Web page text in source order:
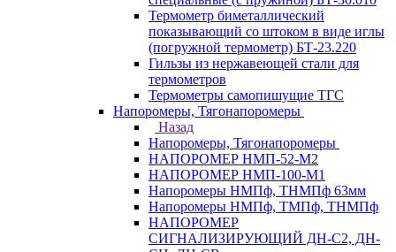
Термометр биметаллический
показывающий со штоком в виде иглы
(погружной термометр) БТ-23.220
Гильзы из нержавеющей стали для
термометров
Термометры самопишущие ТГС
Напоромеры, Тягонапоромеры
Назад
Напоромеры, Тягонапоромеры
НАПОРОМЕР НМП-52-М2
НАПОРОМЕР НМП-100-М1
Напоромеры НМПф, ТНМПф 63мм
Напоромеры НМПф, ТМПф, ТНМПф
НАПОРОМЕР
СИГНАЛИЗИРУЮЩИЙ ДН-С2, ДН-